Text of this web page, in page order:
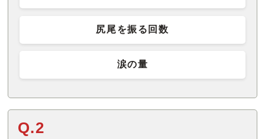
尻尾を振る回数
涙の量
Q.2